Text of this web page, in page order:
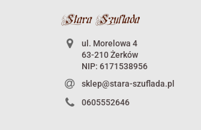
ul. Morelowa 4
63-210 Żerków
NIP: 6171538956
sklep@stara-szuflada.pl
0605552646